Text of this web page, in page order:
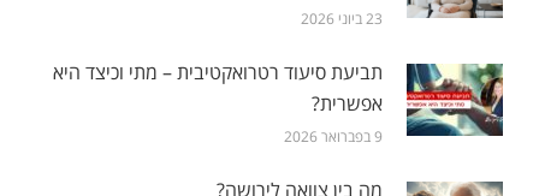
23 ביוני 2026
תביעת סיעוד רטרואקטיבית – מתי וכיצד היא
אפשרית?
9 בפברואר 2026
מה בין צוואה לירושה?